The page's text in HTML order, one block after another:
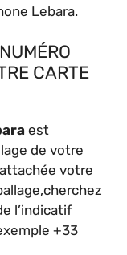
Lebara.
CARTE
est
de votre
votre
l’indicatif
+33